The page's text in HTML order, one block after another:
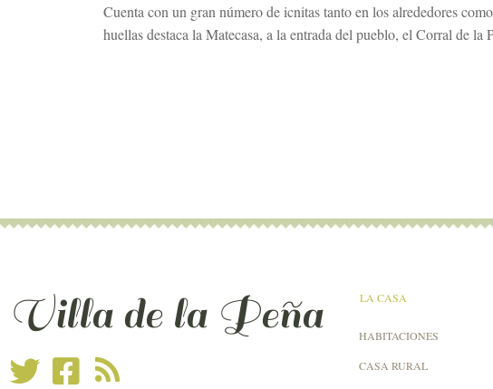
Cuenta con un gran número de icnitas tanto en los alrededores
huellas destaca la Matecasa, a la entrada del pueblo, el Corral de la
Villa de la Peña LA CASA
HABITACIONES
CASA RURAL